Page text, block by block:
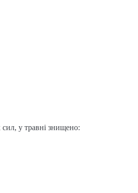
сил, у травні знищено: